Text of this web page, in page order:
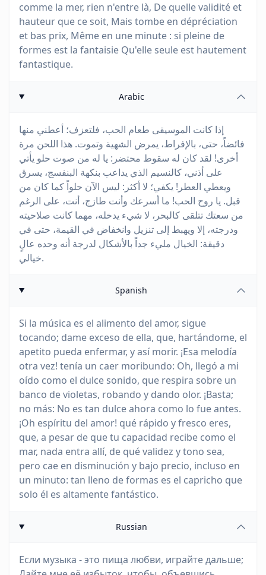
comme la mer, rien n'entre là, De quelle validité et
hauteur que ce soit, Mais tombe en dépréciation
et bas prix, Même en une minute : si pleine de
formes est la fantaisie Qu'elle seule est hautement
fantastique.
Arabic
إذا كانت الموسيقى طعام الحب، فلتعزف؛ أعطني منها
فائضاً، حتى، بالإفراط، يمرض الشهية وتموت. هذا اللحن مرة
أخرى! لقد كان له سقوط محتضر: يا له من صوت حلو يأتي
على أذني، كالنسيم الذي يداعب بنكهة البنفسج، يسرق
ويعطي العطر! يكفي؛ لا أكثر: ليس الآن حلواً كما كان من
قبل. يا روح الحب! ما أسرعك وأنت طازج، أنت، على الرغم
من سعتك تتلقى كالبحر، لا شيء يدخله، مهما كانت صلاحيته
ودرجته، إلا ويهبط إلى تنزيل وانخفاض في القيمة، حتى في
دقيقة: الخيال مليء جداً بالأشكال لدرجة أنه وحده عالٍ
خيالي.
Spanish
Si la música es el alimento del amor, sigue
tocando; dame exceso de ella, que, hartándome, el
apetito pueda enfermar, y así morir. ¡Esa melodía
otra vez! tenía un caer moribundo: Oh, llegó a mi
oído como el dulce sonido, que respira sobre un
banco de violetas, robando y dando olor. ¡Basta;
no más: No es tan dulce ahora como lo fue antes.
¡Oh espíritu del amor! qué rápido y fresco eres,
que, a pesar de que tu capacidad recibe como el
mar, nada entra allí, de qué validez y tono sea,
pero cae en disminución y bajo precio, incluso en
un minuto: tan lleno de formas es el capricho que
solo él es altamente fantástico.
Russian
Если музыка - это пища любви, играйте дальше;